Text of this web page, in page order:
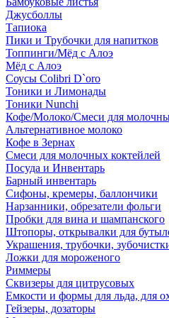
Джусболлы
Тапиока
Пики и Трубочки для напитков
Топпинги/Мёд с Алоэ
Мёд с Алоэ
Соусы Colibri D`oro
Тоники и Лимонады
Тоники Nunchi
Кофе/Молоко/Смеси для
Альтернативное молоко
Кофе в Зернах
Смеси для молочных коктейлей
Посуда и Инвентарь
Барный инвентарь
Сифоны, кремеры, баллончики
Нарзанники, обрезатели фольги
Пробки для вина и шампанского
Штопоры, открывалки для
Украшения, трубочки,
Ложки для мороженого
Риммеры
Сквизеры для цитрусовых
Емкости и формы для льда, для
Гейзеры, дозаторы